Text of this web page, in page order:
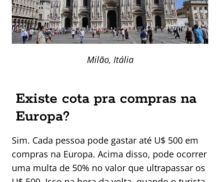
Milão, Itália
Existe cota pra compras na
Europa?
Sim. Cada pessoa pode gastar até U$ 500 em
compras na Europa. Acima disso, pode ocorrer
uma multa de 50% no valor que ultrapassar os